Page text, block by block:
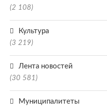
(2 108)
Культура
(3 219)
Лента новостей
(30 581)
Муниципалитеты